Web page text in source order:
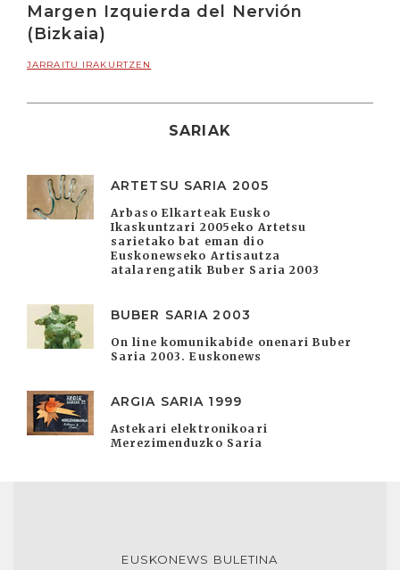
Margen Izquierda del Nervión
(Bizkaia)
JARRAITU IRAKURTZEN
SARIAK
ARTETSU SARIA 2005
Arbaso Elkarteak Eusko
Ikaskuntzari 2005eko Artetsu
sarietako bat eman dio
Euskonewseko Artisautza
atalarengatik Buber Saria 2003
BUBER SARIA 2003
On line komunikabide onenari Buber
Saria 2003. Euskonews
ARGIA SARIA 1999
Astekari elektronikoari
Merezimenduzko Saria
EUSKONEWS BULETINA